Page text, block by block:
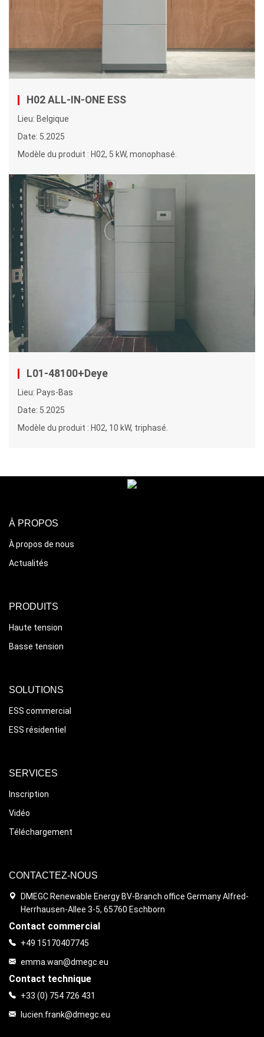
H02 ALL-IN-ONE ESS
Lieu: Belgique
Date: 5.2025
Modèle du produit : H02, 5 kW, monophasé.
L01-48100+Deye
Lieu: Pays-Bas
Date: 5.2025
Modèle du produit : H02, 10 kW, triphasé.
À PROPOS
À propos de nous
Actualités
PRODUITS
Haute tension
Basse tension
SOLUTIONS
ESS commercial
ESS résidentiel
SERVICES
Inscription
Vidéo
Téléchargement
CONTACTEZ-NOUS
DMEGC Renewable Energy BV-Branch office Germany Alfred-
Herrhausen-Allee 3-5, 65760 Eschborn
Contact commercial
+49 15170407745
emma.wan@dmegc.eu
Contact technique
+33 (0) 754 726 431
lucien.frank@dmegc.eu